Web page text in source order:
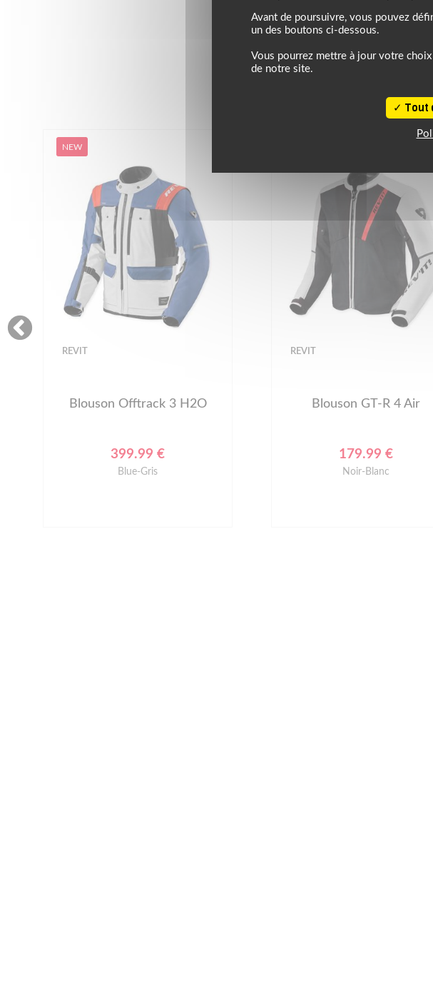
NOTRE
NEW
REVIT
Blouson GT-R 4 Air
179.99 €
Noir-Blanc
REVIT
Blouson GT-R 4 Air
179.99 €
Noir
Avant de poursuivre, vous pouvez
un des boutons ci-dessous.
Vous pourrez mettre à jour votre
de notre site.
Tout